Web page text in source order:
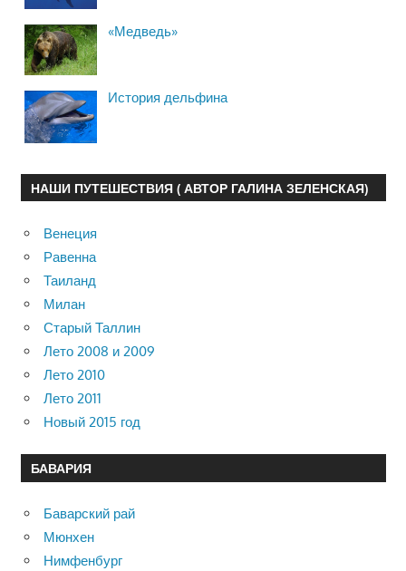
«Медведь»
История дельфина
НАШИ ПУТЕШЕСТВИЯ ( АВТОР ГАЛИНА ЗЕЛЕНСКАЯ)
Венеция
Равенна
Таиланд
Милан
Старый Таллин
Лето 2008 и 2009
Лето 2010
Лето 2011
Новый 2015 год
БАВАРИЯ
Баварский рай
Мюнхен
Нимфенбург